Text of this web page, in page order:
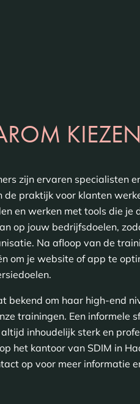
zijn ervaren specialisten
de praktijk voor klanten
en werken met tools die je
op jouw bedrijfsdoelen,
Na afloop van de
om je website of app te
bekend om haar high-end
trainingen. Een informele
inhoudelijk sterk en
het kantoor van SDIM in
op voor meer informatie